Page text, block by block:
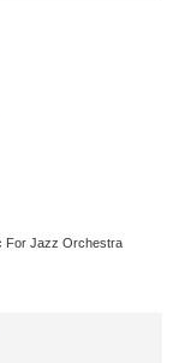
For Jazz Orchestra